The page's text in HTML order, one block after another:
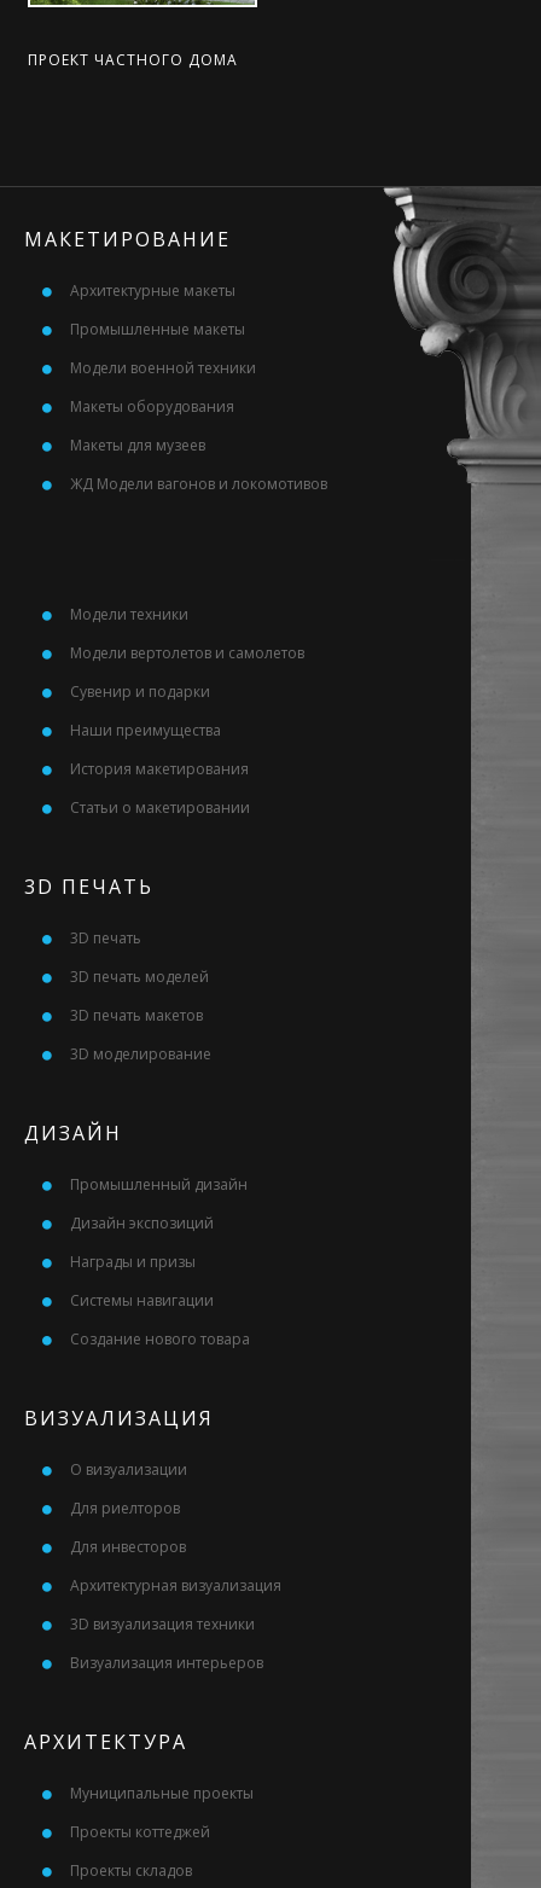
ПРОЕКТ ЧАСТНОГО ДОМА
МАКЕТИРОВАНИЕ
Архитектурные макеты
Промышленные макеты
Модели военной техники
Макеты оборудования
Макеты для музеев
ЖД Модели вагонов и локомотивов
Модели техники
Модели вертолетов и самолетов
Сувенир и подарки
Наши преимущества
История макетирования
Статьи о макетировании
3D ПЕЧАТЬ
3D печать
3D печать моделей
3D печать макетов
3D моделирование
ДИЗАЙН
Промышленный дизайн
Дизайн экспозиций
Награды и призы
Системы навигации
Создание нового товара
ВИЗУАЛИЗАЦИЯ
О визуализации
Для риелторов
Для инвесторов
Архитектурная визуализация
3D визуализация техники
Визуализация интерьеров
АРХИТЕКТУРА
Муниципальные проекты
Проекты коттеджей
Проекты складов